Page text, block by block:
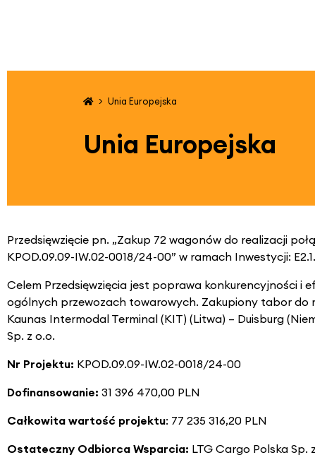
Unia Europejska
Unia Europejska
Przedsięwzięcie pn. „Zakup 72 wagonów do realizacji
KPOD.09.09-IW.02-0018/24-00” w ramach Inwestycji:
Celem Przedsięwzięcia jest poprawa konkurencyjności
ogólnych przewozach towarowych. Zakupiony tabor do
Kaunas Intermodal Terminal (KIT) (Litwa) – Duisburg
Sp. z o.o.
Nr Projektu: KPOD.09.09-IW.02-0018/24-00
Dofinansowanie: 31 396 470,00 PLN
Całkowita wartość projektu: 77 235 316,20 PLN
Ostateczny Odbiorca Wsparcia: LTG Cargo Polska Sp.